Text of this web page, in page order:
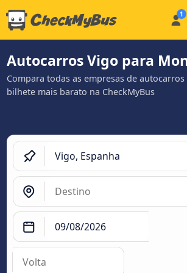
Autocarros Vigo para
Compara todas as empresas de
bilhete mais barato na CheckMyBus